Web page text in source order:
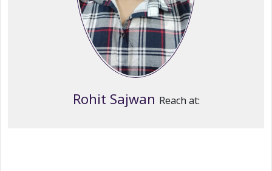
Rohit Sajwan Reach at: